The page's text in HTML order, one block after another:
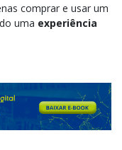
comprar e usar um
uma experiência